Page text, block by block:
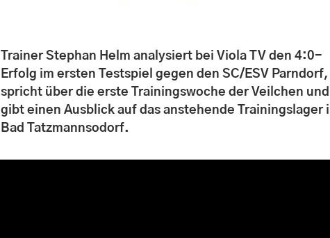
Trainer Stephan Helm analysiert bei Viola TV den 4:0-
Erfolg im ersten Testspiel gegen den SC/ESV Parndorf,
spricht über die erste Trainingswoche der Veilchen und
gibt einen Ausblick auf das anstehende Trainingslager
Bad Tatzmannsodorf.